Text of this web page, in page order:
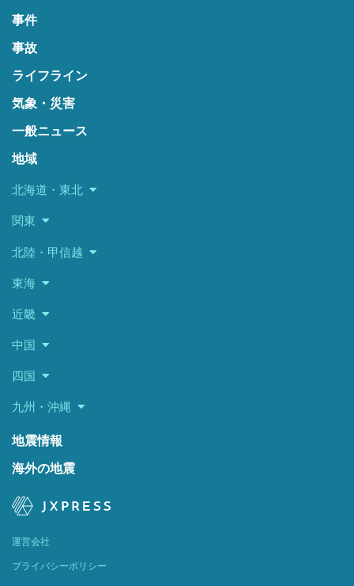
事件
事故
ライフライン
気象・災害
一般ニュース
地域
北海道・東北
関東
北陸・甲信越
東海
近畿
中国
四国
九州・沖縄
地震情報
海外の地震
運営会社
プライバシーポリシー